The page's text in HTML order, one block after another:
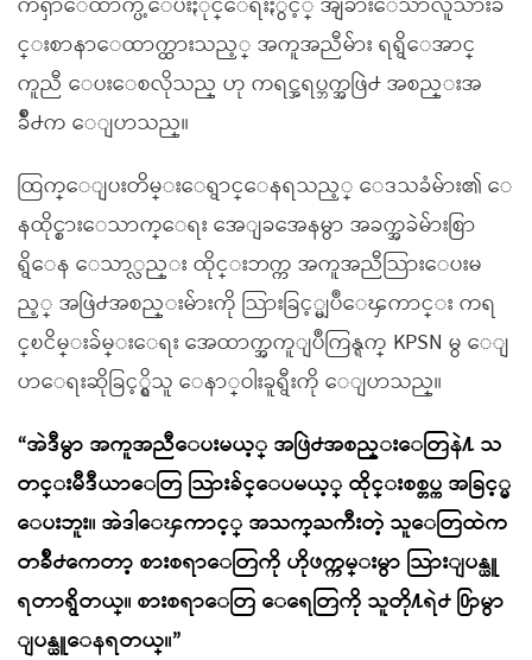
င္းစာနာေထာက္ထားသည့္ အကူအညီမ်ား ရရွိေအာင္
ကူညီ ေပးေစလိုသည္ ဟု ကရင္အရပ္ဘက္အဖြဲ႕ အစည္းအ
ခ်ိဳ႕က ေျပာသည္။
ထြက္ေျပးတိမ္းေရွာင္ေနရသည့္ ေဒသခံမ်ား၏ ေ
နထိုင္စားေသာက္ေရး အေျခအေနမွာ အခက္အခဲမ်ားစြာ
ရွိေန ေသာ္လည္း ထိုင္းဘက္က အကူအညီသြားေပးမ
ည့္ အဖြဲ႕အစည္းမ်ားကို သြားခြင့္မျပဳေၾကာင္း ကရ
င္ၿငိမ္းခ်မ္းေရး အေထာက္အကူျပဳကြန္ရက္ KPSN မွ ေျ
ပာေရးဆိုခြင့္ရွိသူ ေနာ္ဝါးခူရွီးကို ေျပာသည္။
“အဲဒီမွာ အကူအညီေပးမယ့္ အဖြဲ႕အစည္းေတြနဲ႔ သ
တင္းမီဒီယာေတြ သြားခ်င္ေပမယ့္ ထိုင္းစစ္တပ္က အခြင့္မ
ေပးဘူး။ အဲဒါေၾကာင့္ အသက္ႀကီးတဲ့ သူေတြထဲက
တခ်ိဳ႕ကေတာ့ စားစရာေတြကို ဟိုဖက္ကမ္းမွာ သြားျပန္ယူ
ရတာရွိတယ္။ စားစရာေတြ ေရေတြကို သူတို႔ရဲ႕ ႐ြာမွာ
ျပန္ယူေနရတယ္။”